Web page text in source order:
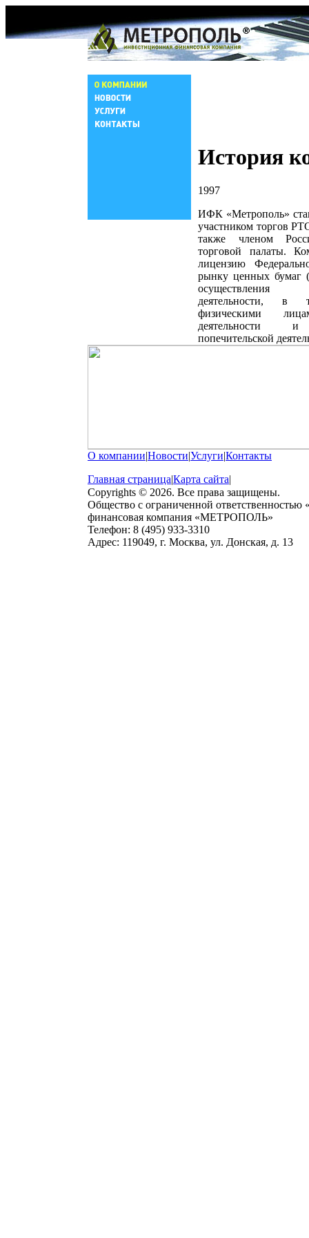
История
1997
ИФК «Метрополь»
участником торгов
также членом
торговой палаты.
лицензию
рынку ценных
деятельности,
физическими
деятельности и
попечительской
О компании|Новости|Услуги|Контакты
Главная страница|Карта сайта|
Copyrights © 2026. Все права защищены.
Общество с ограниченной ответственностью
финансовая компания «МЕТРОПОЛЬ»
Телефон: 8 (495) 933-3310
Адрес: 119049, г. Москва, ул. Донская, д. 13